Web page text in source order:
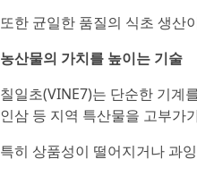
또한 균일한 품질의 식초 생산
농산물의 가치를 높이는 기술
칠일초(VINE7)는 단순한 기계
인삼 등 지역 특산물을 고부가
특히 상품성이 떨어지거나 과